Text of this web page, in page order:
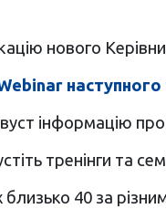
нового
інформацію про
тренінги та
40 за